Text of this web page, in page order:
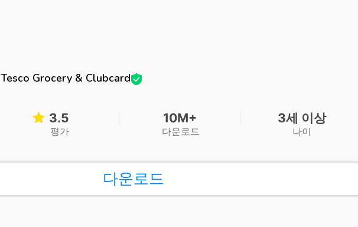
Tesco Grocery & Clubcard
3.5
평가
10M+
다운로드
3세 이상
나이
다운로드